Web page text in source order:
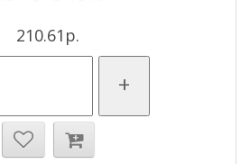
210.61р.
+